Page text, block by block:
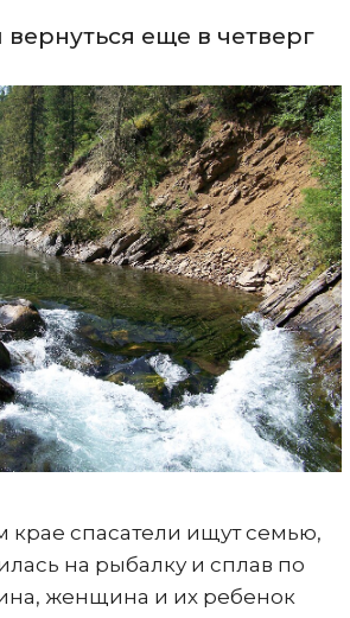
еще в четверг
крае спасатели ищут семью,
на рыбалку и сплав по
женщина и их ребенок